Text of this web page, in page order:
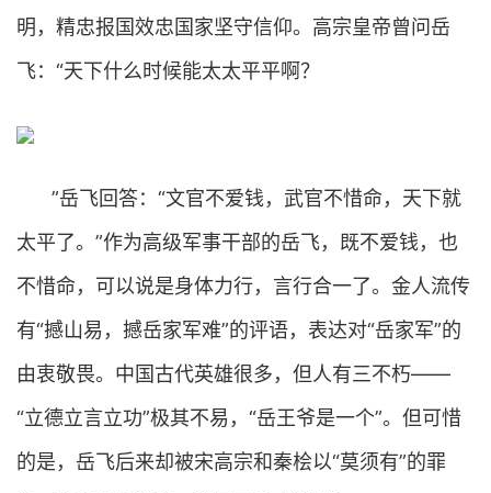
明，精忠报国效忠国家坚守信仰。高宗皇帝曾问岳
飞：“天下什么时候能太太平平啊？
”岳飞回答：“文官不爱钱，武官不惜命，天下就
太平了。”作为高级军事干部的岳飞，既不爱钱，也
不惜命，可以说是身体力行，言行合一了。金人流传
有“撼山易，撼岳家军难”的评语，表达对“岳家军”的
由衷敬畏。中国古代英雄很多，但人有三不朽——
“立德立言立功”极其不易，“岳王爷是一个”。但可惜
的是，岳飞后来却被宋高宗和秦桧以“莫须有”的罪